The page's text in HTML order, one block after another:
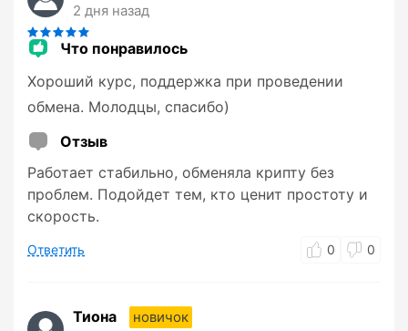
2 дня назад
Что понравилось
Хороший курс, поддержка при проведении
обмена. Молодцы, спасибо)
Отзыв
Работает стабильно, обменяла крипту без
проблем. Подойдет тем, кто ценит простоту и
скорость.
Ответить 0 0
Тиона
новичок